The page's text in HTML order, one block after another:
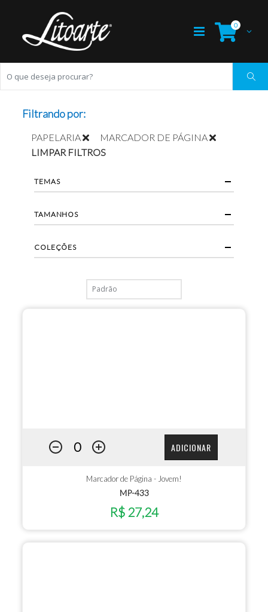
0
ADICIONAR
Marcador de Página - Jovem!
MP-433
R$ 27,24
Filtrando por:
PAPELARIA
MARCADOR DE PÁGINA
LIMPAR FILTROS
TEMAS
TAMANHOS
COLEÇÕES